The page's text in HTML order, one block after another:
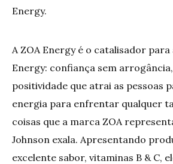
Energy.
A ZOA Energy é o catalisador para
Energy: confiança sem
positividade que atrai as pessoas
energia para enfrentar qualquer
coisas que a marca ZOA
Johnson exala. Apresentando
excelente sabor, vitaminas B & C,